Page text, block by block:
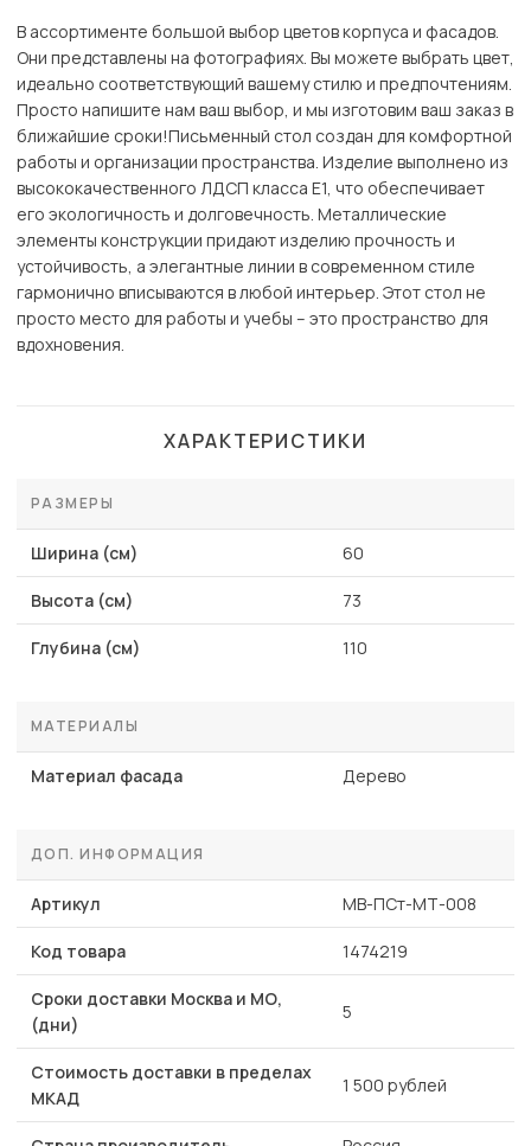
В ассортименте большой выбор цветов корпуса и фасадов.
Они представлены на фотографиях. Вы можете выбрать цвет,
идеально соответствующий вашему стилю и предпочтениям.
Просто напишите нам ваш выбор, и мы изготовим ваш заказ в
ближайшие сроки!Письменный стол создан для комфортной
работы и организации пространства. Изделие выполнено из
высококачественного ЛДСП класса Е1, что обеспечивает
его экологичность и долговечность. Металлические
элементы конструкции придают изделию прочность и
устойчивость, а элегантные линии в современном стиле
гармонично вписываются в любой интерьер. Этот стол не
просто место для работы и учебы – это пространство для
вдохновения.
ХАРАКТЕРИСТИКИ
РАЗМЕРЫ
Ширина (см) 60
Высота (см) 73
Глубина (см) 110
МАТЕРИАЛЫ
Материал фасада Дерево
ДОП. ИНФОРМАЦИЯ
Артикул MB-ПСт-МТ-008
Код товара 1474219
Сроки доставки Москва и МО,
(дни)
5
Стоимость доставки в пределах
МКАД
1 500 рублей